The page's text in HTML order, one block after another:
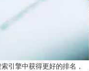
引擎中获得更好的排名，